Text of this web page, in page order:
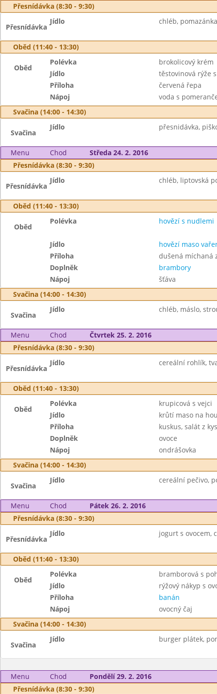
Přesnídávka (8:30 - 9:30)
Přesnídávka
Jídlo chléb,
Oběd (11:40 - 13:30)
Oběd
Polévka
brokolicový krém
Jídlo
těstovinová rýže
Příloha
červená řepa
Nápoj
voda s
Svačina (14:00 - 14:30)
Svačina
Jídlo přesnidávka,
Menu Chod
Středa 24. 2. 2016
Přesnídávka (8:30 - 9:30)
Přesnídávka
Jídlo chléb, liptovská
Oběd (11:40 - 13:30)
Oběd
Polévka hovězí s nudlemi
Jídlo
hovězí maso
Příloha
dušená míchaná
Doplněk
brambory
Nápoj
šťáva
Svačina (14:00 - 14:30)
Svačina
Jídlo chléb, máslo,
Menu Chod
Čtvrtek 25. 2. 2016
Přesnídávka (8:30 - 9:30)
Přesnídávka
Jídlo cereální rohlík,
Oběd (11:40 - 13:30)
Oběd
Polévka
krupicová s vejci
Jídlo
krůtí maso na
Příloha
kuskus, salát z
Doplněk
ovoce
Nápoj
ondrášovka
Svačina (14:00 - 14:30)
Svačina
Jídlo cereální pečivo,
Menu Chod
Pátek 26. 2. 2016
Přesnídávka (8:30 - 9:30)
Přesnídávka
Jídlo jogurt s ovocem,
Oběd (11:40 - 13:30)
Oběd
Polévka
bramborová s
Jídlo
rýžový nákyp s
Příloha
banán
Nápoj
ovocný čaj
Svačina (14:00 - 14:30)
Svačina
Jídlo burger plátek,
Menu Chod
Pondělí 29. 2. 2016
Přesnídávka (8:30 - 9:30)